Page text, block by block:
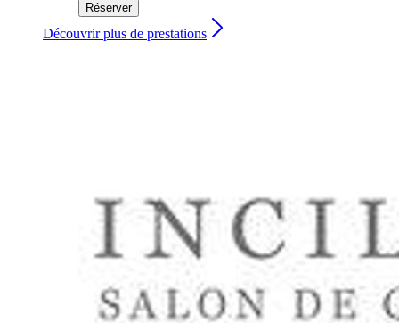
Réserver
Découvrir plus de prestations